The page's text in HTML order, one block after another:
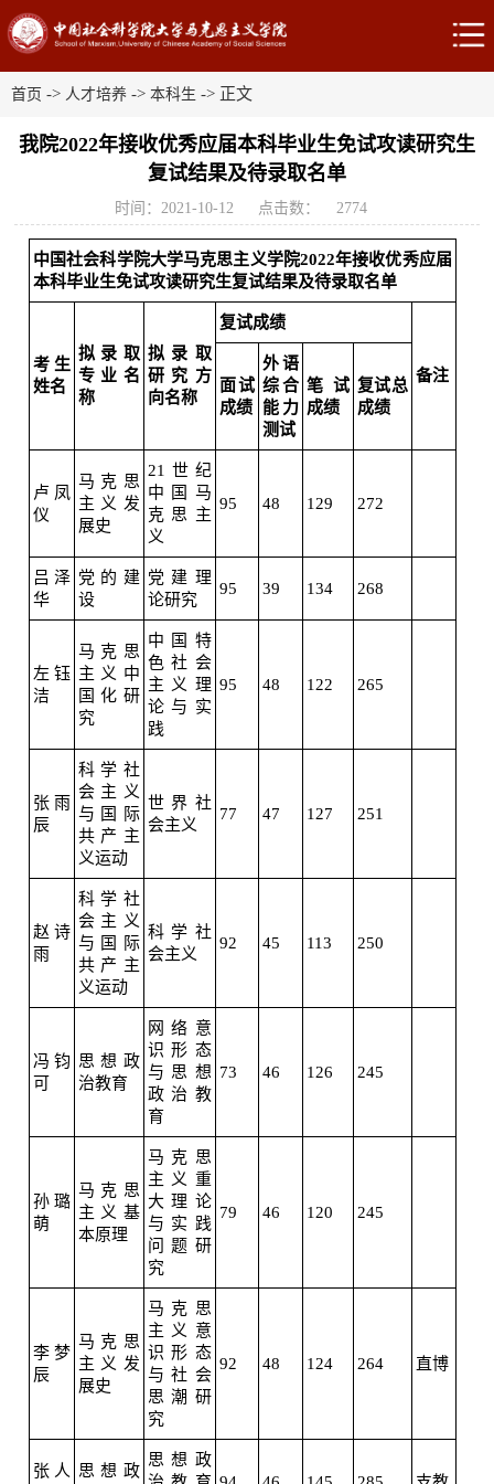
首页 -> 人才培养 -> 本科生 -> 正文
我院2022年接收优秀应届本科毕业生免试攻读研究生
复试结果及待录取名单
时间：2021-10-12 点击数： 2774
中国社会科学院大学马克思主义学院2022年接收优秀应届
本科毕业生免试攻读研究生复试结果及待录取名单
考生
姓名
拟录取
专业名
称
拟录取
研究方
向名称
复试成绩
备注
面试
成绩
外语
综合
能力
测试
笔试
成绩
复试总
成绩
卢凤
仪
马克思
主义发
展史
21世纪
中国马
克思主
义
95 48 129 272
吕泽
华
党的建
设
党建理
论研究
95 39 134 268
左钰
洁
马克思
主义中
国化研
究
中国特
色社会
主义理
论与实
践
95 48 122 265
张雨
辰
科学社
会主义
与国际
共产主
义运动
世界社
会主义
77 47 127 251
赵诗
雨
科学社
会主义
与国际
共产主
义运动
科学社
会主义
92 45 113 250
冯钧
可
思想政
治教育
网络意
识形态
与思想
政治教
育
73 46 126 245
孙璐
萌
马克思
主义基
本原理
马克思
主义重
大理论
与实践
问题研
究
79 46 120 245
李梦
辰
马克思
主义发
展史
马克思
主义意
识形态
与社会
思潮研
究
92 48 124 264 直博
张人 思想政
思想政